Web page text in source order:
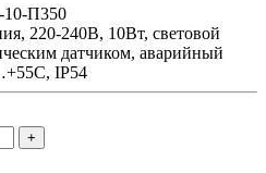
П350
220-240В, 10Вт, световой
датчиком, аварийный
IP54
+